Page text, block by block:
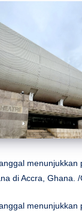
menunjukkan
di Accra, Ghana. /
menunjukkan